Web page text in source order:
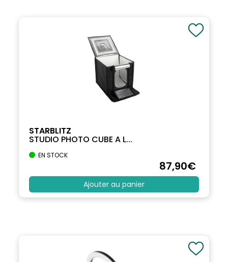
STARBLITZ
STUDIO PHOTO CUBE A L...
EN STOCK
87,90€
Ajouter au panier